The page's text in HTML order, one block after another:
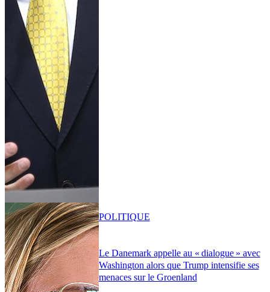
Le Danemark appelle au « dialogue » avec
Washington alors que Trump intensifie ses
menaces sur le Groenland
POLITIQUE